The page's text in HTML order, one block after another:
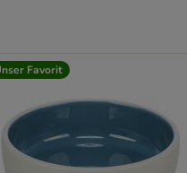
Favorit